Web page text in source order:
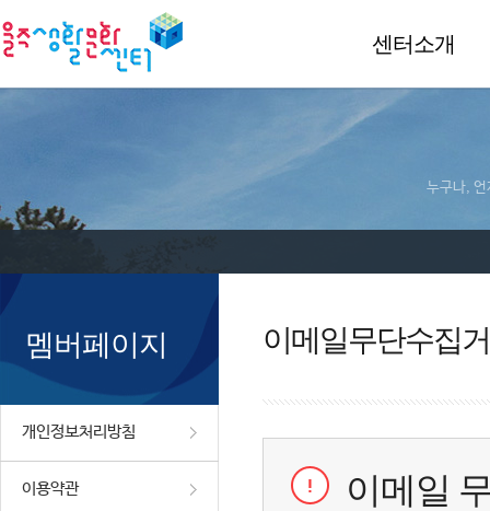
센터소개
누구나, 언
멤버페이지
개인정보처리방침
이용약관
이메일무단수집
이메일